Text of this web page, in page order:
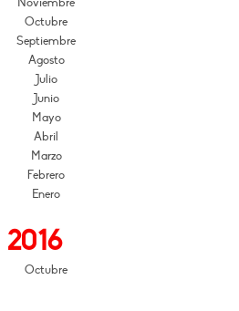
Octubre
Septiembre
Agosto
Julio
Junio
Mayo
Abril
Marzo
Febrero
Enero
2016
Octubre